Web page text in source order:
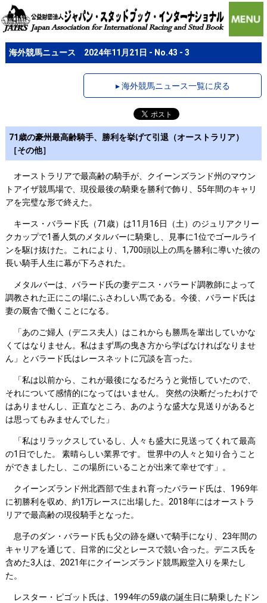
海外競馬ニュース 2024年11月21日 - No.43 - 3
▸ 海外競馬ニュース一覧に戻る
71歳の豪州最高齢騎手、勝利を挙げて引退（オーストラリア）
［その他］
オーストラリアで最高齢の騎手が、クイーンズランド州のマウン
トアイザ競馬場で、現役最後の騎乗を勝利で飾り、55年間のキャリ
アを完璧な形で終えた。
キース・バラード氏（71歳）は11月16日（土）のジュリアクリー
クカップで1番人気のメタルバーに騎乗し、見事に1位でゴールライ
ンを駆け抜けた。これにより、1,700頭以上の馬を勝利に導いた彼の
長い騎手人生に幕が下ろされた。
メタルバーは、バラード氏の妻デニス・バラード調教師によって
調教された正にこの場にふさわしい馬である。今後、バラード氏は
妻の厩舎で働くことになる。
「あのご婦人（デニス夫人）はこれからも勝馬を輩出していかな
くてはなりません。私はまず馬の曳き方から学ばなければなりませ
ん」とバラード氏はレースネットに冗談を言った。
「私は以前から、これが最後になるだろうと覚悟していたので、
それについて感情的になってはいません。 突然の決断だったわけで
はありませんし、正直なところ、あのような盛大な見送りがあると
は思ってもみませんでした」
「私はリラックスしているし、人々も盛大に見送ってくれて最高
の1日でした。 素晴らしい業界です。 世界中の人々と知り合うこと
ができましたし、この場所にいることが出来て幸せです」。
クイーンズランド州北西部で生まれ育ったバラード氏は、1969年
に初勝利を収め、約1万レースに出場した。2018年にはオーストラ
リアで最高齢の現役騎手となった。
息子のダン・バラード氏も父の跡を継いで騎手になり、23年間の
キャリアを通じて、日常的に父とレースで競い合った。デニス氏を
含めた3人は、2021年にクイーンズランド競馬殿堂入りを果たし
た。
レスター・ピゴット氏は、1994年の59歳の誕生日に騎乗したドン